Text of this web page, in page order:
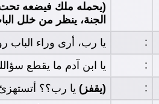
(يحمله ملك فيضعه
الجنة، ينظر من خلل
:
يا رب، أرى وراء الباب
: يا ابن آدم ما يقطع
: (يقفز) يا رب؟؟